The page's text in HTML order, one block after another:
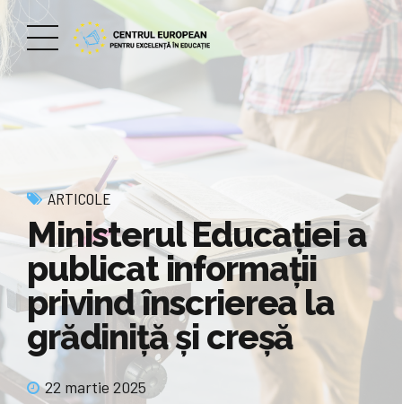
ARTICOLE
Ministerul Educației a
publicat informații
privind înscrierea la
grădiniță și creșă
22 martie 2025